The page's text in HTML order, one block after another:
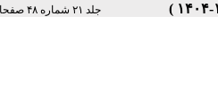
جلد ۲۱ شماره ۴۸ صفحات ۱۰۸-۹۵